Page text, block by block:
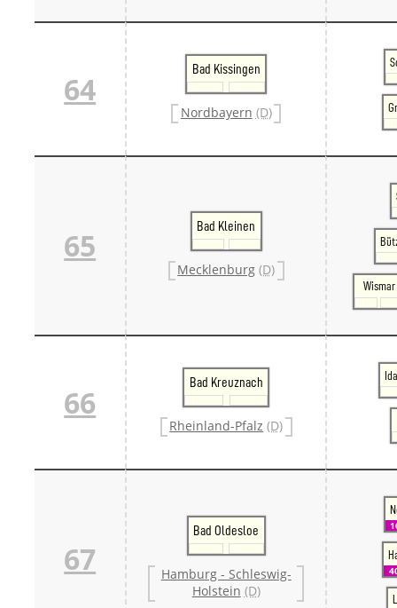
64
Bad Kissingen
Nordbayern (D)
65
Bad Kleinen
Mecklenburg (D)
Wismar
66
Bad Kreuznach
Rheinland-Pfalz (D)
67
Bad Oldesloe
Hamburg - Schleswig-
Holstein (D)